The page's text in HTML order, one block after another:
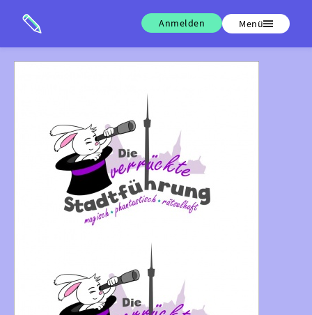
Anmelden Menü